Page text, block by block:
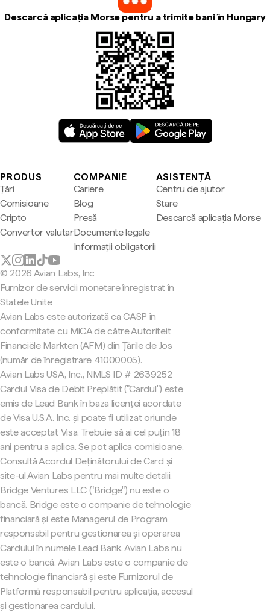
Descarcă aplicația Morse pentru a trimite bani în Hungary
PRODUS
Țări
Comisioane
Cripto
Convertor valutar
COMPANIE
Cariere
Blog
Presă
Documente legale
Informații obligatorii
ASISTENȚĂ
Centru de ajutor
Stare
Descarcă aplicația Morse
© 2026 Avian Labs, Inc
Furnizor de servicii monetare înregistrat în
Statele Unite
Avian Labs este autorizată ca CASP în
conformitate cu MiCA de către Autoriteit
Financiële Markten (AFM) din Țările de Jos
(număr de înregistrare 41000005).
Avian Labs USA, Inc., NMLS ID # 2639252
Cardul Visa de Debit Preplătit ("Cardul") este
emis de Lead Bank în baza licenței acordate
de Visa U.S.A. Inc. și poate fi utilizat oriunde
este acceptat Visa. Trebuie să ai cel puțin 18
ani pentru a aplica. Se pot aplica comisioane.
Consultă Acordul Deținătorului de Card și
site-ul Avian Labs pentru mai multe detalii.
Bridge Ventures LLC ("Bridge") nu este o
bancă. Bridge este o companie de tehnologie
financiară și este Managerul de Program
responsabil pentru gestionarea și operarea
Cardului în numele Lead Bank. Avian Labs nu
este o bancă. Avian Labs este o companie de
tehnologie financiară și este Furnizorul de
Platformă responsabil pentru aplicația, accesul
și gestionarea cardului.